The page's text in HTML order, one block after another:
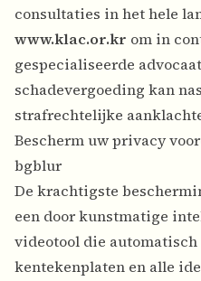
consultaties in het hele
www.klac.or.kr om in
gespecialiseerde
schadevergoeding kan
strafrechtelijke
Bescherm uw privacy
bgblur
De krachtigste
een door kunstmatige
videotool die
kentekenplaten en alle